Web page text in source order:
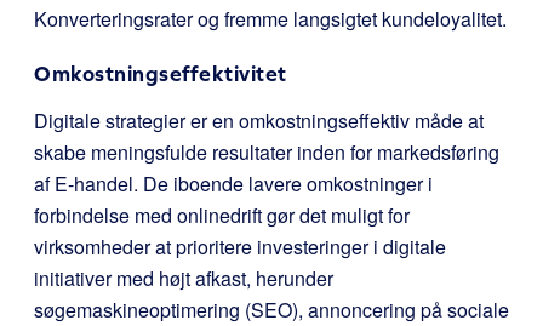
Konverteringsrater og fremme langsigtet kundeloyalitet.
Omkostningseffektivitet
Digitale strategier er en omkostningseffektiv måde at
skabe meningsfulde resultater inden for markedsføring
af E-handel. De iboende lavere omkostninger i
forbindelse med onlinedrift gør det muligt for
virksomheder at prioritere investeringer i digitale
initiativer med højt afkast, herunder
søgemaskineoptimering (SEO), annoncering på sociale